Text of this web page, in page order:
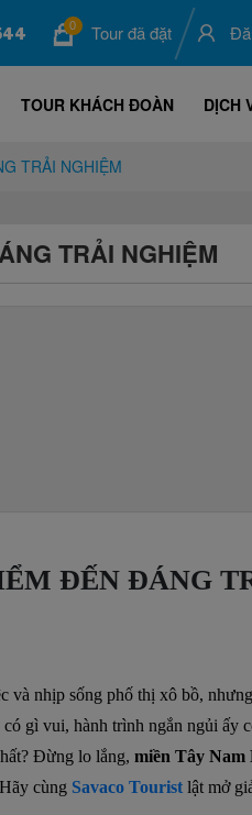
0 Tour đã đặt
TOUR KHÁCH ĐOÀN DỊCH
TRẢI NGHIỆM
TRẢI NGHIỆM
ĐẾN ĐÁNG
và nhịp sống phố thị xô bồ,
có gì vui, hành trình ngắn ngủi ấy
Đừng lo lắng, miền Tây Nam
cùng Savaco Tourist lật mở